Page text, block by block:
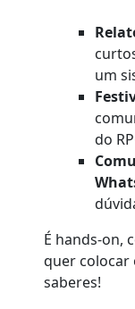
um
do
É hands-on,
quer colocar
saberes!